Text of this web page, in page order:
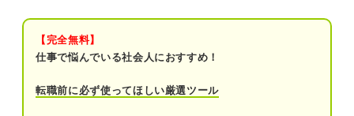
まずは知ってほしい！ 仕事がつらい人が心に留め
ておくべき2つのこと
つらく感じるのは自分の仕事に責任を持っ
【完全無料】
仕事で悩んでいる社会人におすすめ！
転職前に必ず使ってほしい厳選ツール